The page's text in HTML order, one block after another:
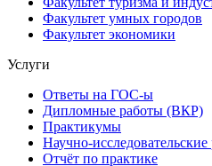
Факультет умных городов
Факультет экономики
Услуги
Ответы на ГОС-ы
Дипломные работы (ВКР)
Практикумы
Научно-
Отчёт по практике